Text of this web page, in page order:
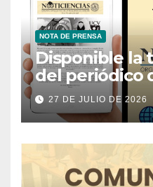
NOTA DE PRENSA
Disponible la
del periódico
Noticiencias
27 DE JULIO DE 2026